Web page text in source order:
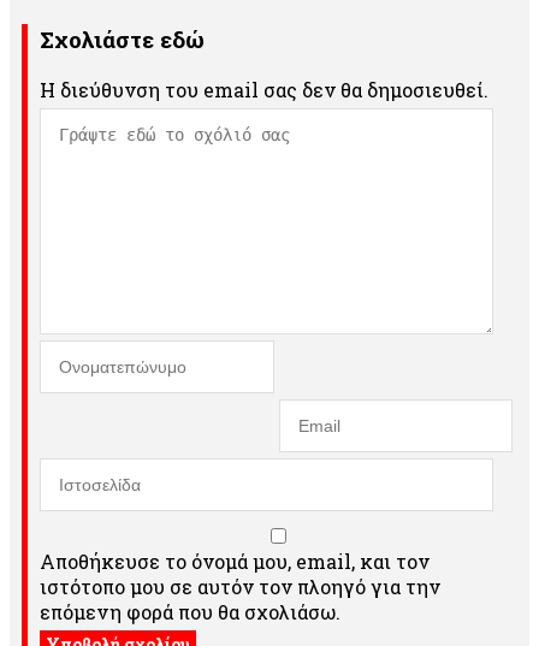
Σχολιάστε εδώ
Η διεύθυνση του email σας δεν θα δημοσιευθεί.
Αποθήκευσε το όνομά μου, email, και τον
ιστότοπο μου σε αυτόν τον πλοηγό για την
επόμενη φορά που θα σχολιάσω.